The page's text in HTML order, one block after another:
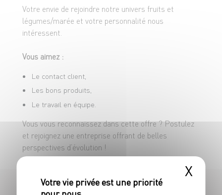
Votre envie de rejoindre notre univers fruits et
légumes/marée et votre personnalité nous
intéressent.
Vous aimez :
Le contact client,
Les bons produits,
Le travail en équipe.
Vous vous reconnaissez dans cette offre ? Postulez
et rejoignez une entreprise offrant de belles
perspectives d’évolution !
X